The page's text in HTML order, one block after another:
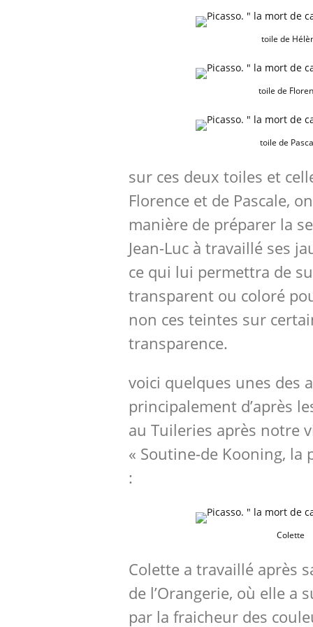
toile de
toile de
toile de
sur ces deux toiles et
Florence et de Pascale,
manière de préparer la
Jean-Luc à travaillé ses
ce qui lui permettra de
transparent ou coloré
non ces teintes sur
transparence.
voici quelques unes des
principalement d’après
au Tuileries après notre
« Soutine-de Kooning, la
:
Colette
Colette a travaillé après
de l’Orangerie, où elle a
par la fraicheur des